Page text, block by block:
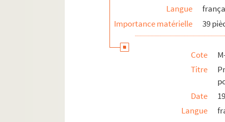
Langue
Importance matérielle
39
Cote
Titre
Date
Langue